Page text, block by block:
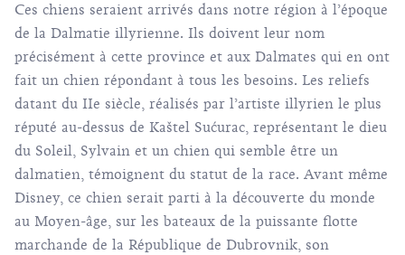
Ces chiens seraient arrivés dans notre région à l’époque
de la Dalmatie illyrienne. Ils doivent leur nom
précisément à cette province et aux Dalmates qui en ont
fait un chien répondant à tous les besoins. Les reliefs
datant du IIe siècle, réalisés par l’artiste illyrien le plus
réputé au-dessus de Kaštel Sućurac, représentant le dieu
du Soleil, Sylvain et un chien qui semble être un
dalmatien, témoignent du statut de la race. Avant même
Disney, ce chien serait parti à la découverte du monde
au Moyen-âge, sur les bateaux de la puissante flotte
marchande de la République de Dubrovnik, son